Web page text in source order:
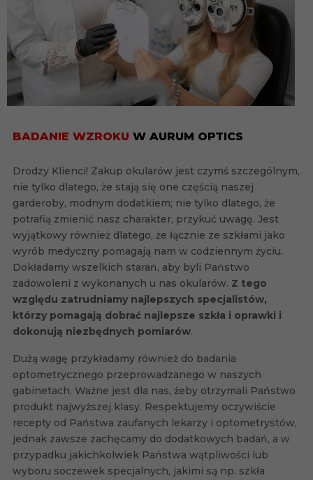
BADANIE WZROKU W AURUM OPTICS
Drodzy Klienci! Zakup okularów jest czymś szczególnym,
nie tylko dlatego, że stają się one częścią naszej
garderoby, modnym dodatkiem; nie tylko dlatego, że
potrafią zmienić nasz charakter, przykuć uwagę. Jest
wyjątkowy również dlatego, że łącznie ze szkłami jako
wyrób medyczny pomagają nam w codziennym życiu.
Dokładamy wszelkich starań, aby byli Państwo
zadowoleni z wykonanych u nas okularów. Z tego
względu zatrudniamy najlepszych specjalistów,
którzy pomagają dobrać najlepsze szkła i oprawki i
dokonują niezbędnych pomiarów.
Dużą wagę przykładamy również do badania
optometrycznego przeprowadzanego w naszych
gabinetach. Ważne jest dla nas, żeby otrzymali Państwo
produkt najwyższej klasy. Respektujemy oczywiście
recepty od Państwa zaufanych lekarzy i optometrystów,
jednak zawsze zachęcamy do dodatkowych badań, a w
przypadku jakichkolwiek Państwa wątpliwości lub
wyboru soczewek specjalnych, jakimi są np. szkła